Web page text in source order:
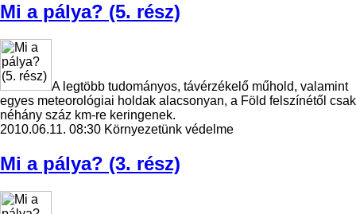
Mi a pálya? (5. rész)
A legtöbb tudományos, távérzékelő műhold, valamint
egyes meteorológiai holdak alacsonyan, a Föld felszínétől csak
néhány száz km-re keringenek.
2010.06.11. 08:30 Környezetünk védelme
Mi a pálya? (3. rész)